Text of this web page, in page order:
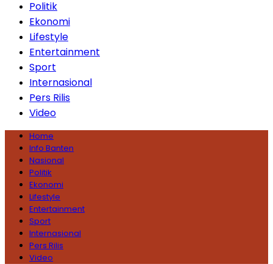
Politik
Ekonomi
Lifestyle
Entertainment
Sport
Internasional
Pers Rilis
Video
Home
Info Banten
Nasional
Politik
Ekonomi
Lifestyle
Entertainment
Sport
Internasional
Pers Rilis
Video